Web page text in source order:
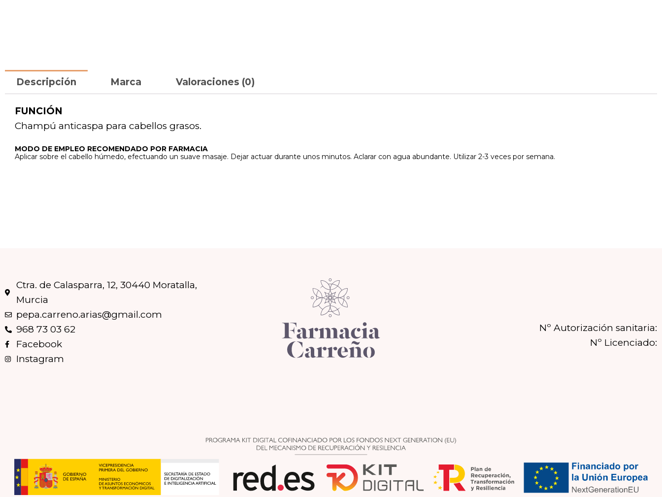
Descripción Marca Valoraciones (0)
FUNCIÓN
Champú anticaspa para cabellos grasos.
MODO DE EMPLEO RECOMENDADO POR FARMACIA
Aplicar sobre el cabello húmedo, efectuando un suave masaje. Dejar actuar durante unos minutos. Aclarar con agua abundante. Utilizar 2-3 veces por semana.
Ctra. de Calasparra, 12, 30440 Moratalla,
Murcia
pepa.carreno.arias@gmail.com
968 73 03 62
Facebook
Instagram
Nº Autorización sanitaria:
Nº Licenciado: